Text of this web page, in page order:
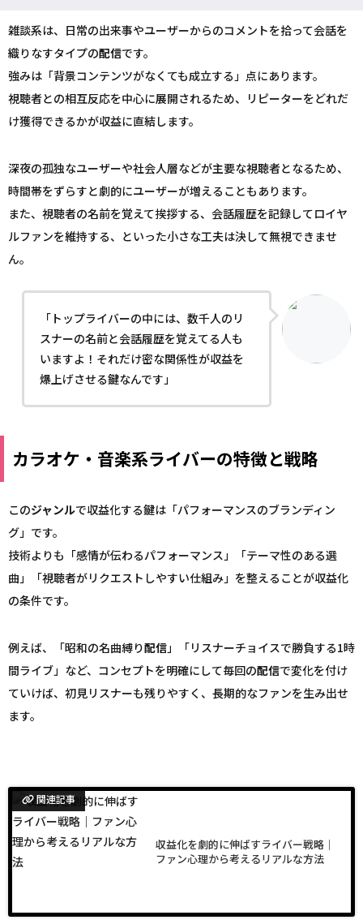
雑談系は、日常の出来事やユーザーからのコメントを拾って会話を
織りなすタイプの配信です。
強みは「背景コンテンツがなくても成立する」点にあります。
視聴者との相互反応を中心に展開されるため、リピーターをどれだ
け獲得できるかが収益に直結します。
深夜の孤独なユーザーや社会人層などが主要な視聴者となるため、
時間帯をずらすと劇的にユーザーが増えることもあります。
また、視聴者の名前を覚えて挨拶する、会話履歴を記録してロイヤ
ルファンを維持する、といった小さな工夫は決して無視できませ
ん。
「トップライバーの中には、数千人のリ
スナーの名前と会話履歴を覚えてる人も
いますよ！それだけ密な関係性が収益を
爆上げさせる鍵なんです」
カラオケ・音楽系ライバーの特徴と戦略
このジャンルで収益化する鍵は「パフォーマンスのブランディン
グ」です。
技術よりも「感情が伝わるパフォーマンス」「テーマ性のある選
曲」「視聴者がリクエストしやすい仕組み」を整えることが収益化
の条件です。
例えば、「昭和の名曲縛り配信」「リスナーチョイスで勝負する1時
間ライブ」など、コンセプトを明確にして毎回の配信で変化を付け
ていけば、初見リスナーも残りやすく、長期的なファンを生み出せ
ます。
関連記事
収益化を劇的に伸ばすライバー戦略｜
ファン心理から考えるリアルな方法